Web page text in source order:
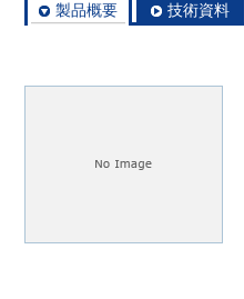
製品概要 技術資料